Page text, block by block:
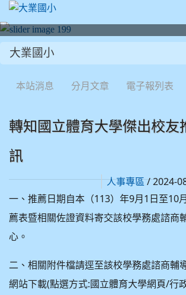
大業國小
本站消息 分月文章 電子報列表
轉知國立體育大學傑出校友
訊
人事專區/ 2024-
一、推薦日期自本（113）年9月1日至10
薦表暨相關佐證資料寄交該校學務處諮商
心。
二、相關附件檔請逕至該校學務處諮商輔
網站下載(點選方式:國立體育大學網頁/行